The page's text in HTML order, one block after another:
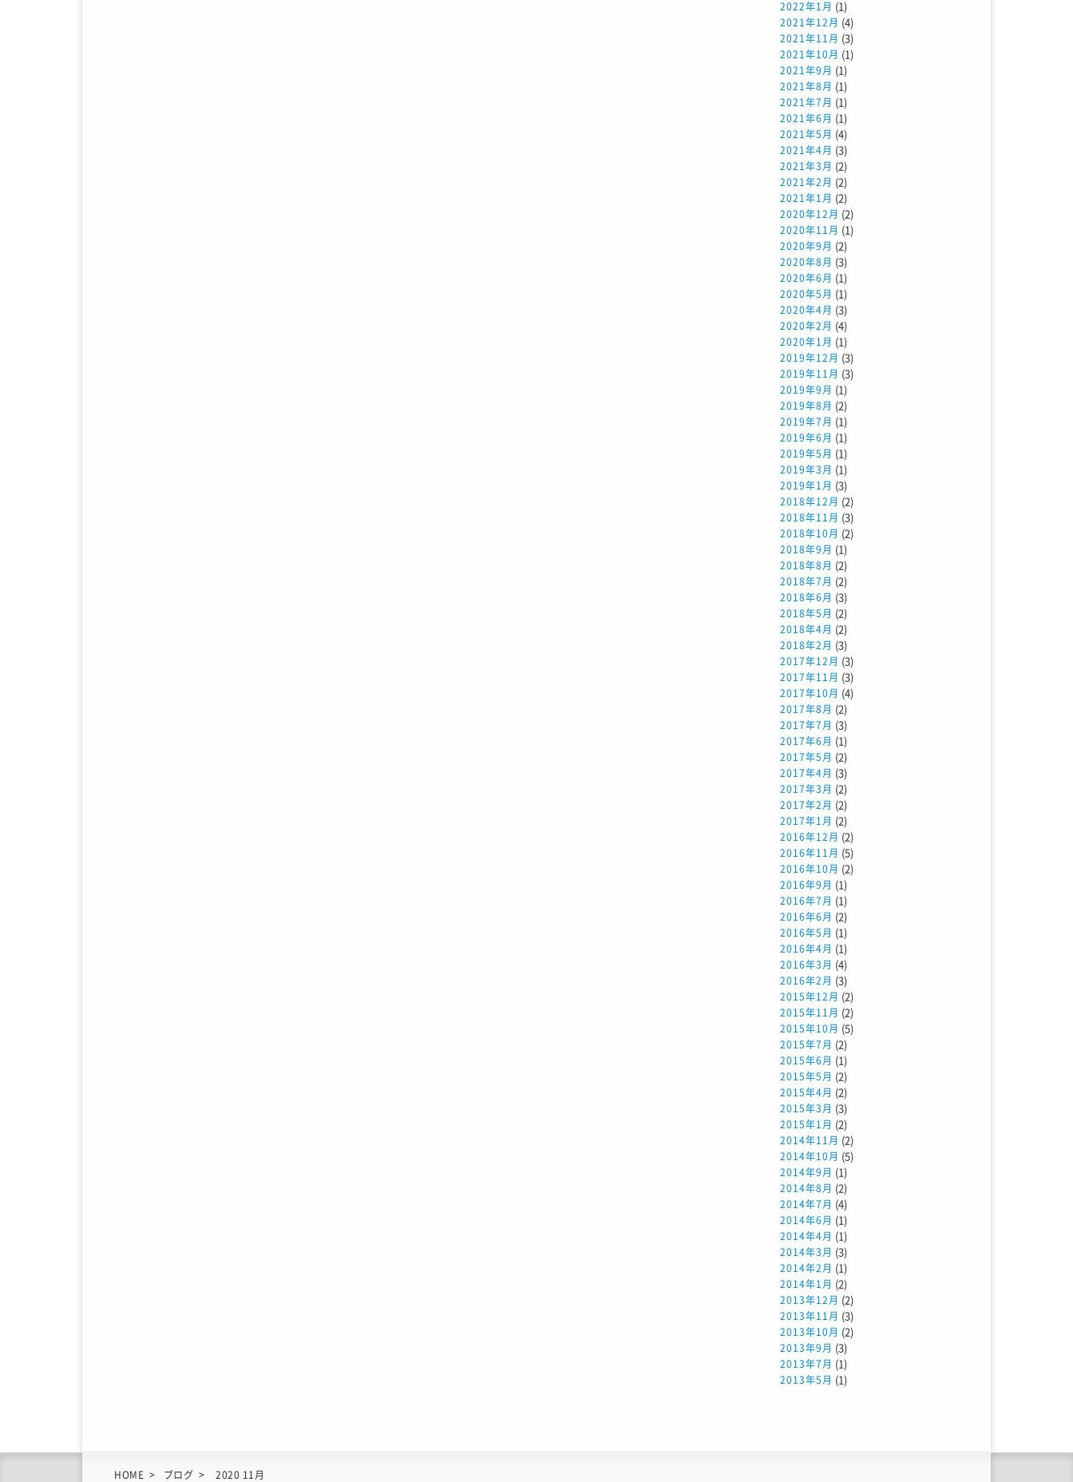
2022年1月 (1)
2021年12月 (4)
2021年11月 (3)
2021年10月 (1)
2021年9月 (1)
2021年8月 (1)
2021年7月 (1)
2021年6月 (1)
2021年5月 (4)
2021年4月 (3)
2021年3月 (2)
2021年2月 (2)
2021年1月 (2)
2020年12月 (2)
2020年11月 (1)
2020年9月 (2)
2020年8月 (3)
2020年6月 (1)
2020年5月 (1)
2020年4月 (3)
2020年2月 (4)
2020年1月 (1)
2019年12月 (3)
2019年11月 (3)
2019年9月 (1)
2019年8月 (2)
2019年7月 (1)
2019年6月 (1)
2019年5月 (1)
2019年3月 (1)
2019年1月 (3)
2018年12月 (2)
2018年11月 (3)
2018年10月 (2)
2018年9月 (1)
2018年8月 (2)
2018年7月 (2)
2018年6月 (3)
2018年5月 (2)
2018年4月 (2)
2018年2月 (3)
2017年12月 (3)
2017年11月 (3)
2017年10月 (4)
2017年8月 (2)
2017年7月 (3)
2017年6月 (1)
2017年5月 (2)
2017年4月 (3)
2017年3月 (2)
2017年2月 (2)
2017年1月 (2)
2016年12月 (2)
2016年11月 (5)
2016年10月 (2)
2016年9月 (1)
2016年7月 (1)
2016年6月 (2)
2016年5月 (1)
2016年4月 (1)
2016年3月 (4)
2016年2月 (3)
2015年12月 (2)
2015年11月 (2)
2015年10月 (5)
2015年7月 (2)
2015年6月 (1)
2015年5月 (2)
2015年4月 (2)
2015年3月 (3)
2015年1月 (2)
2014年11月 (2)
2014年10月 (5)
2014年9月 (1)
2014年8月 (2)
2014年7月 (4)
2014年6月 (1)
2014年4月 (1)
2014年3月 (3)
2014年2月 (1)
2014年1月 (2)
2013年12月 (2)
2013年11月 (3)
2013年10月 (2)
2013年9月 (3)
2013年7月 (1)
2013年5月 (1)
HOME ブログ 2020 11月